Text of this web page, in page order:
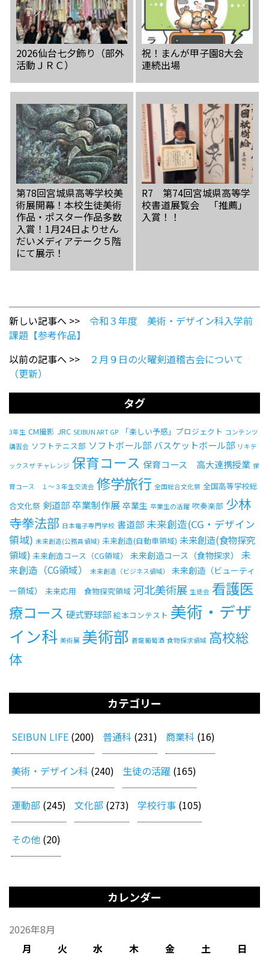
2026仙台七夕飾り（部外
活動ＪＲＣ）
祝！まんが甲子園8大会
連続出場
第78回宮城県高等学校美
術展開幕！本校生徒美術
作品・ポスター作品多数
入賞！1月24日よりせん
だいメディアテーク５階
にて展示！
R7 第74回宮城県高等学
校書道展覧会 「推薦」
入賞！！
新しい記事へ >> 令和３年度 美術・デザイン科入学前
課題【参考作品】
以前の記事へ >>
２月９日の火曜剣道稽古会について
（更新）
タグ
3年生 CM撮影 JRC SEIBUN ART GP 「楽しい予感」プロジェクト コンテンツ
講習会 ソフトテニス部 ソフトボール部 バスケットボール部 リキテ
ックスザ チャレンジ 保育コース 保育コース 高大連携授業 保
育コース １～３年生交流会 修学旅行 全国総合文化祭 全国高等学校総
合文化祭 剣道部卒業制作展 卒業生 卒業生の活躍 吹奏楽部 少林
寺拳法部 日本電子専門学校 書道部 未来創造(CG・デザイン
領域) 未来創造(公務員領域) 未来創造(自動車領域) 未来創造(食物探究
領域) 未来創造コース（CG領域） 未来創造コース（食物探求）
未
来創造（CG領域）
未来創造（ビジネス領域）
未来創造（ビューティ
ー領域）
未来応用 食物探究領域 河北美術展 生徒会 看護医
療コース 硬式野球部 絵本コンテスト 美術・デザ
イン科 美術展 美術部 蒼龍葡萄酒 食物探求領域 高校総
体
カテゴリー
SEIBUN LIFE (200) 普通科 (231) 商業科 (16)
美術・デザイン科 (240) 生徒の活躍 (165)
運動部 (245) 文化部 (273) 学校行事 (105)
その他 (20)
カレンダー
2026年8月
月
火 水 木 金 土 日